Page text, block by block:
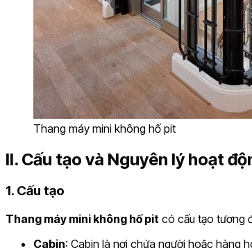
Thang máy mini không hố pit
II. Cấu tạo và Nguyên lý hoạt
1. Cấu tạo
Thang máy mini không hố pit có cấu tạo tương
Cabin: Cabin là nơi chứa người hoặc hàng